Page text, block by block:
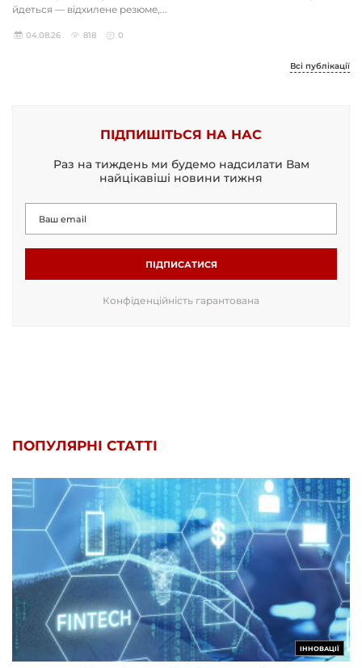
йдеться — відхилене резюме,...
04.08.26 818 0
Всі публікації
ПІДПИШІТЬСЯ НА НАС
Раз на тиждень ми будемо надсилати Вам
найцікавіші новини тижня
ПІДПИСАТИСЯ
Конфіденційність гарантована
ПОПУЛЯРНІ СТАТТІ
ІННОВАЦІЇ